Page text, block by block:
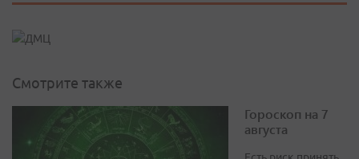
Смотрите также
Гороскоп на 7
августа